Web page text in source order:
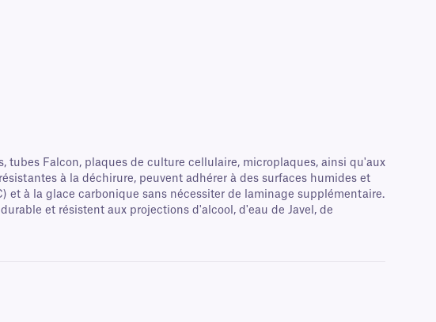
tubes Falcon, plaques de culture cellulaire, microplaques, ainsi qu'aux
à la déchirure, peuvent adhérer à des surfaces humides et
et à la glace carbonique sans nécessiter de laminage supplémentaire.
et résistent aux projections d'alcool, d'eau de Javel, de